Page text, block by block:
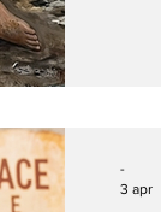
-
3 apr